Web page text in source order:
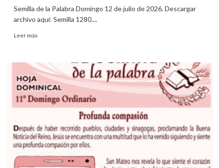
Semilla de la Palabra Domingo 12 de julio de 2026. Descargar
archivo aquí: Semilla 1280....
Leer másLeer
Semilla
de
la
Palabra,
domingo
12
julio
de
2026